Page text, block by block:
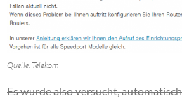
Quelle: Telekom
Es wurde also versucht,